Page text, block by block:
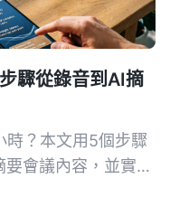
驟從錄音到AI摘
時？本文用5個步驟
會議內容，並實測